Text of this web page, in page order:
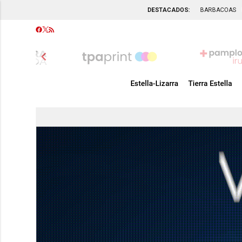
DESTACADOS: BARBACOAS
chevron_left
Estella-Lizarra Tierra Estella